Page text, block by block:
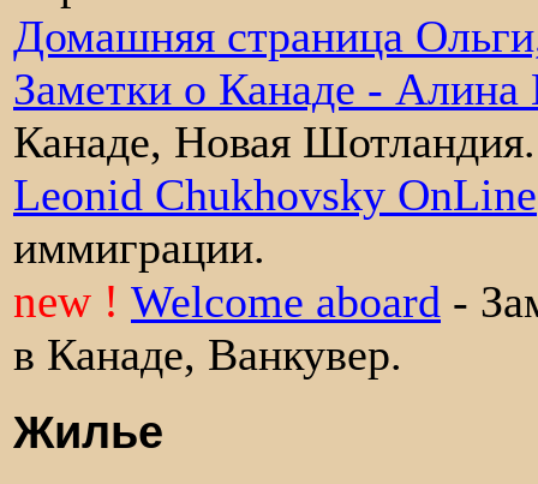
Домашняя страница
Заметки о Канаде - Алина
Канаде, Новая Шотландия.
Leonid Chukhovsky OnLine
иммиграции.
new ! Welcome aboard -
в Канаде, Ванкувер.
Жилье